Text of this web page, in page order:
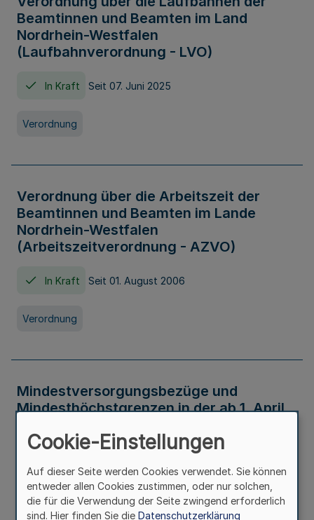
Beamtinnen und Beamten im Land
Nordrhein-Westfalen
(Laufbahnverordnung - LVO)
In Kraft Seit 07. Juni 2025
Verordnung
Verordnung über die Arbeitszeit der
Beamtinnen und Beamten im Lande
Nordrhein-Westfalen
(Arbeitszeitverordnung - AZVO)
In Kraft Seit 01. August 2006
Verordnung
Mindestversorgungsbezüge und
Mindesthöchstgrenzen in der ab 1. April
Verwaltungsvorschrift
Cookie-Einstellungen
Auf dieser Seite werden Cookies verwendet. Sie können
entweder allen Cookies zustimmen, oder nur solchen,
die für die Verwendung der Seite zwingend erforderlich
sind. Hier finden Sie die Datenschutzerklärung